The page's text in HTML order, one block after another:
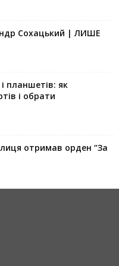
Сохацький | ЛИШЕ
планшетів: як
і обрати
отримав орден “За